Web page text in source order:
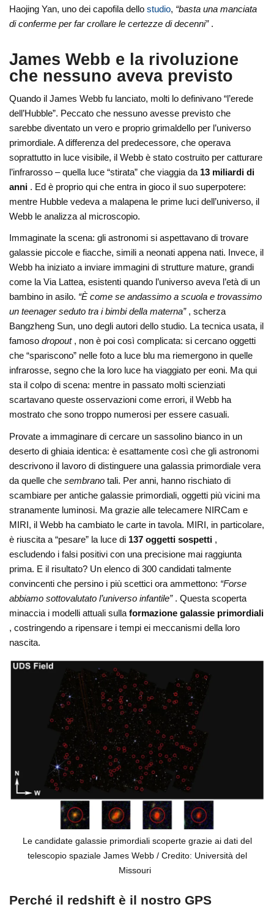
Haojing Yan, uno dei capofila dellostudio, “basta una manciata
di conferme per far crollare le certezze di decenni”.
James Webb e la rivoluzione
che nessuno aveva previsto
Quando il James Webb fu lanciato, molti lo definivano “l’erede
dell’Hubble”. Peccato che nessuno avesse previsto che
sarebbe diventato un vero e proprio grimaldello per l’universo
primordiale. A differenza del predecessore, che operava
soprattutto in luce visibile, il Webb è stato costruito per catturare
l’infrarosso – quella luce “stirata” che viaggia da 13 miliardi di
anni . Ed è proprio qui che entra in gioco il suo superpotere:
mentre Hubble vedeva a malapena le prime luci dell’universo, il
Webb le analizza al microscopio.
Immaginate la scena: gli astronomi si aspettavano di trovare
galassie piccole e fiacche, simili a neonati appena nati. Invece, il
Webb ha iniziato a inviare immagini di strutture mature, grandi
come la Via Lattea, esistenti quando l’universo aveva l’età di un
bambino in asilo. “È come se andassimo a scuola e trovassimo
un teenager seduto tra i bimbi della materna”, scherza
Bangzheng Sun, uno degli autori dello studio. La tecnica usata, il
famosodropout, non è poi così complicata: si cercano oggetti
che “spariscono” nelle foto a luce blu ma riemergono in quelle
infrarosse, segno che la loro luce ha viaggiato per eoni. Ma qui
sta il colpo di scena: mentre in passato molti scienziati
scartavano queste osservazioni come errori, il Webb ha
mostrato che sono troppo numerosi per essere casuali.
Provate a immaginare di cercare un sassolino bianco in un
deserto di ghiaia identica: è esattamente così che gli astronomi
descrivono il lavoro di distinguere una galassia primordiale vera
da quelle chesembrano tali. Per anni, hanno rischiato di
scambiare per antiche galassie primordiali, oggetti più vicini ma
stranamente luminosi. Ma grazie alle telecamere NIRCam e
MIRI, il Webb ha cambiato le carte in tavola. MIRI, in particolare,
è riuscita a “pesare” la luce di 137 oggetti sospetti ,
escludendo i falsi positivi con una precisione mai raggiunta
prima. E il risultato? Un elenco di 300 candidati talmente
convincenti che persino i più scettici ora ammettono: “Forse
abbiamo sottovalutato l’universo infantile”. Questa scoperta
minaccia i modelli attuali sullaformazione galassie primordiali
, costringendo a ripensare i tempi ei meccanismi della loro
nascita.
Le candidate galassie primordiali scoperte grazie ai dati del
telescopio spaziale James Webb / Credito: Università del
Missouri
Perché il redshift è il nostro GPS